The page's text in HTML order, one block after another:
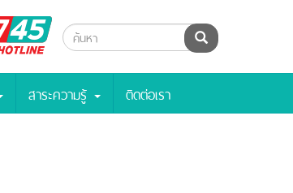
BPK
Hotline
ค้นหา
สาระความรู้ ติดต่อเรา